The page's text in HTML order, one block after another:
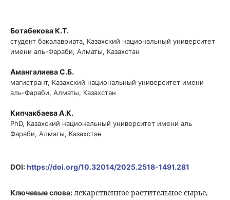
Ботабекова К.Т.
студент бакалавриата, Казахский национальный университет
имени аль-Фараби, Алматы, Казахстан
Амангалиева С.Б.
магистрант, Казахский национальный университет имени
аль-Фараби, Алматы, Казахстан
Кипчакбаева А.К.
PhD, Казахский национальный университет имени аль
Фараби, Алматы, Казахстан
DOI:https://doi.org/10.32014/2025.2518-1491.281
Ключевые слова:лекарственное растительное сырье,